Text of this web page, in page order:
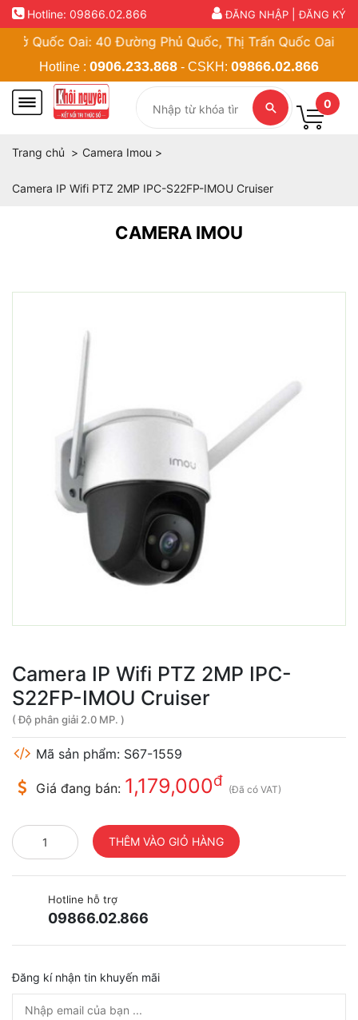
ĐĂNG NHẬP |ĐĂNG KÝ
Hotline: 09866.02.866
Oai: 40 Đường Phủ Quốc, Thị Trấn Quốc Oai, Hà
Hotline : 0906.233.868 - CSKH: 09866.02.866
0
Trang chủ Camera Imou
Camera IP Wifi PTZ 2MP IPC-S22FP-IMOU Cruiser
CAMERA IMOU
Camera IP Wifi PTZ 2MP IPC-
S22FP-IMOU Cruiser
( Độ phân giải 2.0 MP. )
Mã sản phẩm: S67-1559
Giá đang bán: 1,179,000đ (Đã có VAT)
Hotline hỗ trợ
09866.02.866
Đăng kí nhận tin khuyến mãi